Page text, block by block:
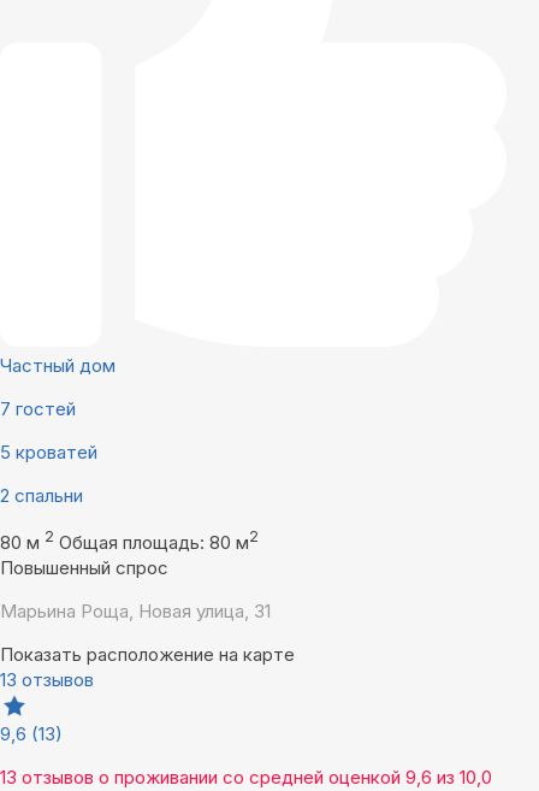
Частный дом
7 гостей
5 кроватей
2 спальни
80 м 2 Общая площадь: 80 м2
Повышенный спрос
Марьина Роща, Новая улица, 31
Показать расположение на карте
13 отзывов
9,6 (13)
13 отзывов о проживании со средней оценкой 9,6 из 10,0